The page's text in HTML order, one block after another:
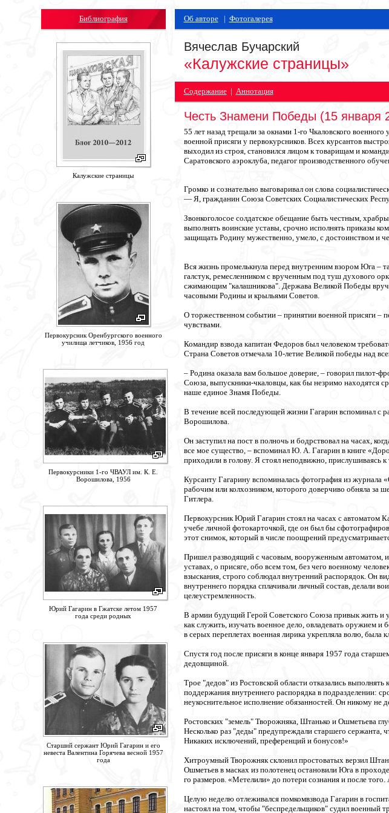
Библиография
Калужские страницы
Первокурсник Оренбургского военного
училища летчиков, 1956 год
Первокурсники 1-го ЧВАУЛ им. К. Е.
Ворошилова, 1956
Юрий Гагарин в Гжатске летом 1957
года среди родных
Старший сержант Юрий Гагарин и его
невеста Валентина Горячева весной 1957
года
Об авторе| Фотогалерея
Вячеслав Бучарский
«Калужские страницы»
Содержание| Аннотация
Честь Знамени Победы (15 января
55 лет назад трещали за окнами 1-го Чкаловского
военной присяги у первокурсников. Всех курсантов
выходил из строя, становился лицом к товарищам и
Саратовского аэроклуба, педагог производственного
Громко и сознательно выговаривал он слова
— Я, гражданин Союза Советских Социалистических
Звонкоголосое солдатское обещание быть честным,
выполнять воинские уставы, срочно исполнять приказы
защищать Родину мужественно, умело, с достоинством и
Вся жизнь промелькнула перед внутренним взором Юга –
галстук, ремесленником с врученным под туш духового
сжимающим "калашникова". Держава Великой Победы
часовыми Родины и крыльями Советов.
О торжественном событии – принятии военной присяги –
чувствами.
Командир взвода капитан Федоров был человеком
Страна Советов отмечала 10-летие Великой победы над
– Родина оказала вам большое доверие, – говорил пилот-
Союза, выпускники-чкаловцы, как бы незримо находятся
наше единое Знамя Победы.
В течение всей последующей жизни Гагарин вспоминал с
Ворошилова.
Он заступил на пост в полночь и бодрствовал на часах,
все мое существо, – вспоминал Ю. А. Гагарин в книге
приходили в голову. Я стоял неподвижно, прислушиваясь
Курсанту Гагарину вспоминалась фотография из
рабочим или колхозником, которого доверчиво обняла за
Гитлера.
Первокурсник Юрий Гагарин стоял на часах с автоматом
учебе личной фотокарточкой, где он был бы
этот снимок, который в числе поощрений
Пришел разводящий с часовым, вооруженным автоматом, и
уставах, о присяге, обо всем том, без чего военному
взыскания, строго соблюдал внутренний распорядок. Он
внутреннего порядка сплачивали личный состав, делали
целеустремленность.
В армии будущий Герой Советского Союза привык жить и
как служить, изучать военное дело, овладевать оружием
в серых переплетах военная лирика укрепляла волю, была
Спустя год после присяги в конце января 1957 года
дедовщиной.
Трое "дедов" из Ростовской области отказались
поддержания внутреннего распорядка в подразделении:
неукоснительное исполнение обязанностей. Он никому не
Ростовских "земель" Творожняка, Штанько и Ошметьева
Несколько раз "деды" предупреждали старшего сержанта,
Никаких исключений, преференций и бонусов!»
Хитроумный Творожняк склонил простоватых верзил
Ошметьев в масках из полотенец остановили Юга в
го размеров. «Метелили» до потери сознания и после
Целую неделю отлеживался помкомвзвода Гагарин в
настоял на том, чтобы "беспредельщиков" судил военный